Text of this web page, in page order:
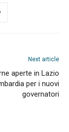
Next article
aperte in Lazio
per i nuovi
governatori